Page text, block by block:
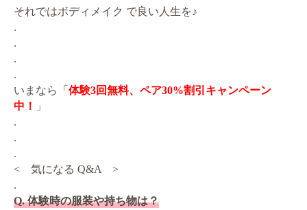
それではボディメイク で良い人生を♪
.
.
.
.
いまなら「 体験3回無料、ペア30%割引キャンペーン
中！
」
.
.
.
< 気になる Q&A >
.
Q. 体験時の服装や持ち物は？